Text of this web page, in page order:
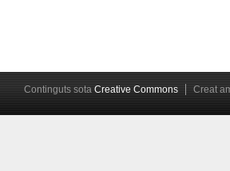
Continguts sota Creative Commons Creat